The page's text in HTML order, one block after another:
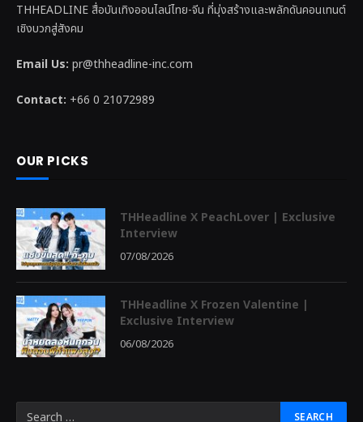
THHEADLINE สื่อบันเทิงออนไลน์ไทย-จีน ที่มุ่งสร้างและพลักดันคอนเทนต์
เชิงบวกสู่สังคม
Email Us: pr@thheadline-inc.com
Contact: +66 0 21072989
OUR PICKS
THHeadline X PeachLover | Exclusive
Interview
07/08/2026
THHeadline X Frozen Valentine |
Exclusive Interview
06/08/2026